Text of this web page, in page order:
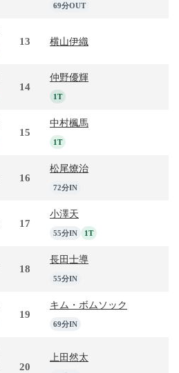
69分OUT
13 横山伊織
14
仲野優輝
1T
15
中村楓馬
1T
16
松尾燎治
72分IN
17
小澤天
55分IN 1T
18
長田士導
55分IN
19
キム・ボムソック
69分IN
20
上田然太